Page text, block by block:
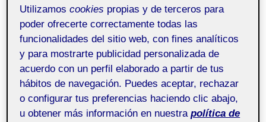
Al concluir este proyecto, me siento más consciente
del impacto que se puede tener en la comunidad y en
nuestra propia formación como estudiantes y futuros
profesionales. Esta experiencia me ha mostrado que el
aprendizaje puede ir más allá de las aulas y los libros, y
que tiene el potencial de crear cambios reales. Estoy
agradecido a todos los miembros del grupo por todo lo
Utilizamoscookies propias y de terceros para
poder ofrecerte correctamente todas las
funcionalidades del sitio web, con fines analíticos
y para mostrarte publicidad personalizada de
acuerdo con un perfil elaborado a partir de tus
hábitos de navegación. Puedes aceptar, rechazar
o configurar tus preferencias haciendo clic abajo,
u obtener más información en nuestra política de